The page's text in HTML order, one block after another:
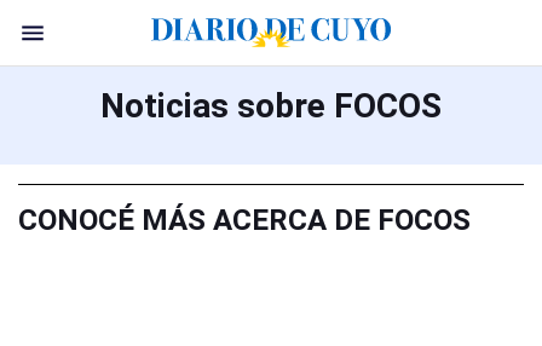
Noticias sobre FOCOS
CONOCÉ MÁS ACERCA DE FOCOS